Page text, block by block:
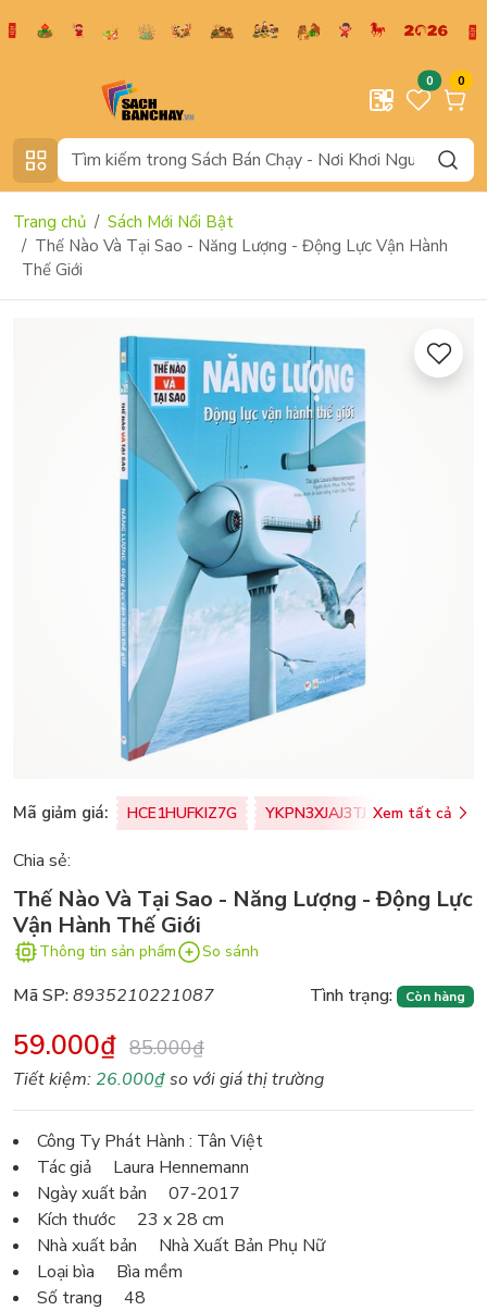
0 0
Trang chủ
Sách Mới Nổi Bật
Thế Nào Và Tại Sao - Năng Lượng - Động Lực Vận Hành
Thế Giới
Mã giảm giá: HCE1HUFKIZ7G YKPN3XJAJ3TJ Xem tất cả
Chia sẻ:
Thế Nào Và Tại Sao - Năng Lượng - Động Lực
Vận Hành Thế Giới
Thông tin sản phẩm So sánh
Mã SP:8935210221087 Tình trạng: Còn hàng
59.000₫ 85.000₫
Tiết kiệm: 26.000₫so với giá thị trường
Công Ty Phát Hành : Tân Việt
Tác giả Laura Hennemann
Ngày xuất bản 07-2017
Kích thước 23 x 28 cm
Nhà xuất bản Nhà Xuất Bản Phụ Nữ
Loại bìa Bìa mềm
Số trang 48